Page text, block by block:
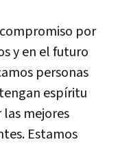
por
y en el futuro
personas
espíritu
mejores
Estamos